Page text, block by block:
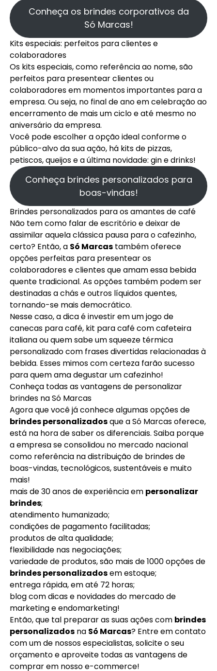
Conheça os brindes corporativos da
Só Marcas!
Kits especiais: perfeitos para clientes e
colaboradores
Os kits especiais, como referência ao nome, são
perfeitos para presentear clientes ou
colaboradores em momentos importantes para a
empresa. Ou seja, no final de ano em celebração ao
encerramento de mais um ciclo e até mesmo no
aniversário da empresa.
Você pode escolher a opção ideal conforme o
público-alvo da sua ação, há kits de pizzas,
petiscos, queijos e a última novidade: gin e drinks!
Conheça brindes personalizados para
boas-vindas!
Brindes personalizados para os amantes de café
Não tem como falar de escritório e deixar de
assimilar aquela clássica pausa para o cafezinho,
certo? Então, a Só Marcas também oferece
opções perfeitas para presentear os
colaboradorese clientes que amam essa bebida
quente tradicional. As opções também podem ser
destinadas a chás e outros líquidos quentes,
tornando-se mais democrático.
Nesse caso, a dica é investir em um jogo de
canecas para café, kit para café com cafeteira
italiana ou quem sabe um squeeze térmica
personalizado com frases divertidas relacionadas à
bebida. Esses mimos com certeza farão sucesso
para quem ama degustar um cafezinho!
Conheça todas as vantagens de personalizar
brindes na Só Marcas
Agora que você já conhece algumas opções de
brindes personalizadosque a Só Marcas oferece,
está na hora de saber os diferenciais. Saiba porque
a empresa se consolidou no mercado nacional
como referência na distribuição de brindes de
boas-vindas, tecnológicos, sustentáveis e muito
mais!
mais de 30 anos de experiência em personalizar
brindes;
atendimento humanizado;
condições de pagamento facilitadas;
produtos de alta qualidade;
flexibilidade nas negociações;
variedade de produtos, são mais de 1000 opções de
brindes personalizadosem estoque;
entrega rápida, em até 72 horas;
blog com dicas e novidades do mercado de
marketing e endomarketing!
Então, que tal preparar as suas ações com brindes
personalizados na Só Marcas? Entre em contato
com um de nossos especialistas, solicite o seu
orçamento e aproveite todas as vantagens de
comprar em nosso e-commerce!